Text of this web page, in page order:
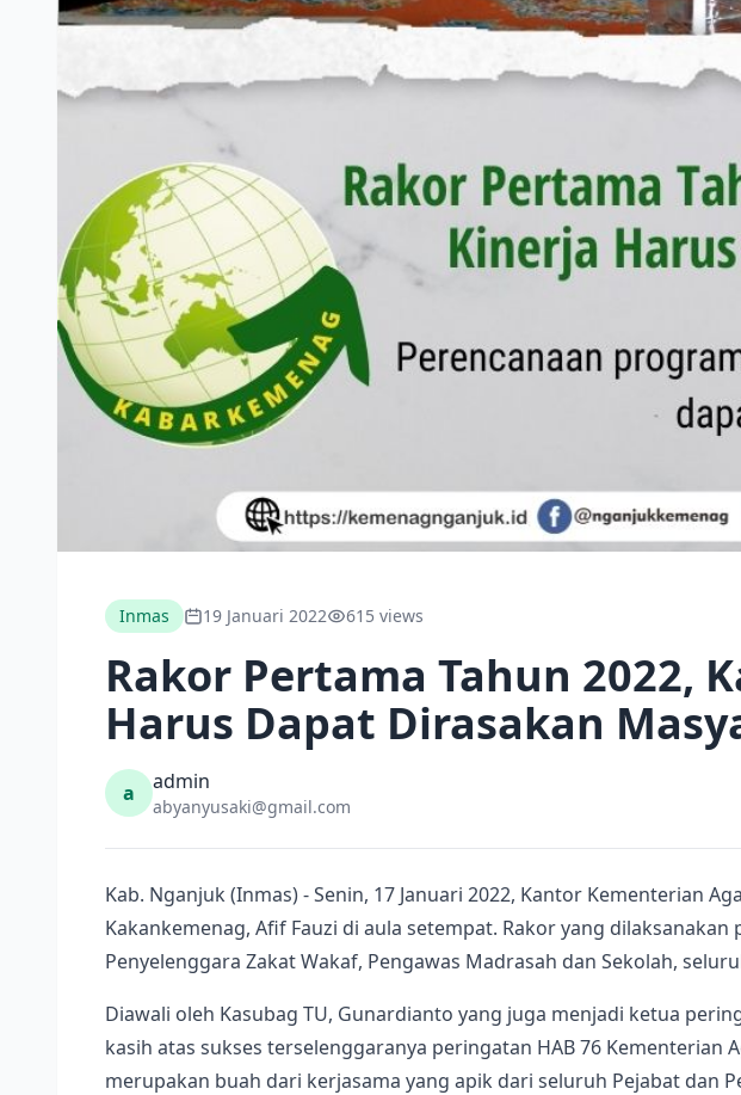
Inmas 19 Januari 2022 615 views
Rakor Pertama Tahun 2022,
Harus Dapat Dirasakan
a admin
abyanyusaki@gmail.com
Kab. Nganjuk (Inmas) - Senin, 17 Januari 2022, Kantor Kementerian
Kakankemenag, Afif Fauzi di aula setempat. Rakor yang
Penyelenggara Zakat Wakaf, Pengawas Madrasah dan Sekolah,
Diawali oleh Kasubag TU, Gunardianto yang juga menjadi ketua
kasih atas sukses terselenggaranya peringatan HAB 76 Kementerian
merupakan buah dari kerjasama yang apik dari seluruh Pejabat dan